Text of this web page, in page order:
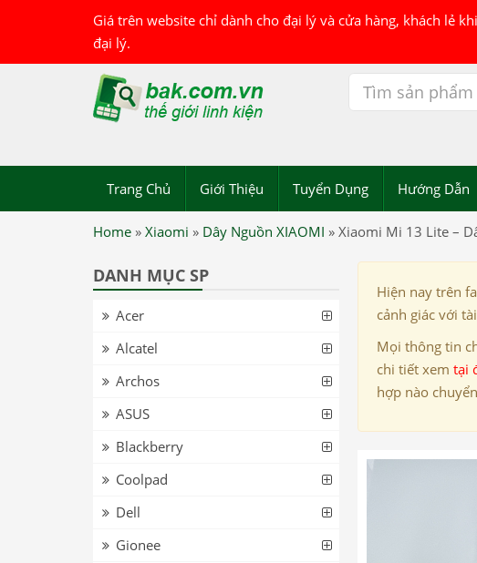
Giá trên website chỉ dành cho đại lý và cửa hàng, khách lẻ
đại lý.
Trang Chủ Giới Thiệu Tuyển Dụng Hướng Dẫn
Home » Xiaomi » Dây Nguồn XIAOMI » Xiaomi Mi 13 Lite –
Hiện nay trên
cảnh giác với
Mọi thông tin
chi tiết xem tại
hợp nào
DANH MỤC SP
Acer
Alcatel
Archos
ASUS
Blackberry
Coolpad
Dell
Gionee